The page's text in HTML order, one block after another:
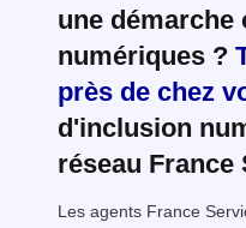
une démarche
numériques ?
près de chez
d'inclusion
réseau France
Les agents France